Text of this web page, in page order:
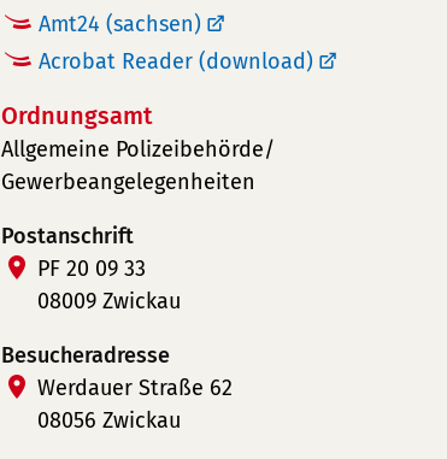
Amt24 (sachsen)
Acrobat Reader (download)
Ordnungsamt
Allgemeine Polizeibehörde/
Gewerbeangelegenheiten
Postanschrift
PF 20 09 33
08009 Zwickau
Besucheradresse
Werdauer Straße 62
08056 Zwickau